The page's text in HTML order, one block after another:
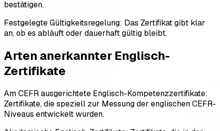
bestätigen.
Festgelegte Gültigkeitsregelung: Das Zertifikat gibt klar
an, ob es abläuft oder dauerhaft gültig bleibt.
Arten anerkannter Englisch-
Zertifikate
Am CEFR ausgerichtete Englisch-Kompetenzzertifikate:
Zertifikate, die speziell zur Messung der englischen CEFR-
Niveaus entwickelt wurden.